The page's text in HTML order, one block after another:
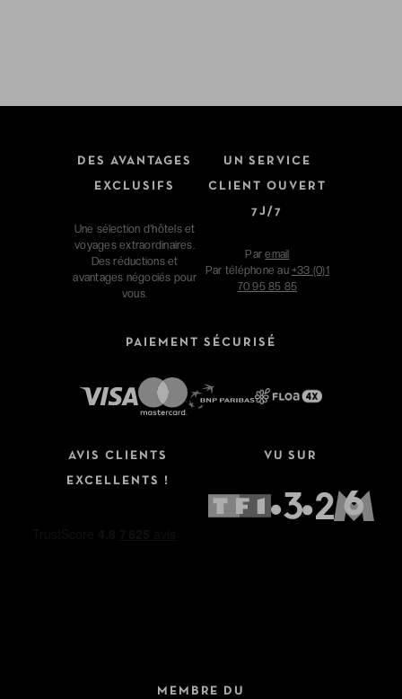
DES AVANTAGES
EXCLUSIFS
Une sélection d'hôtels et
voyages extraordinaires.
Des réductions et
avantages négociés pour
vous.
UN SERVICE
CLIENT OUVERT
7J/7
Paremail
Par téléphone au +33 (0)1
70 95 85 85
PAIEMENT SÉCURISÉ
AVIS CLIENTS
EXCELLENTS !
VU SUR
MEMBRE DU